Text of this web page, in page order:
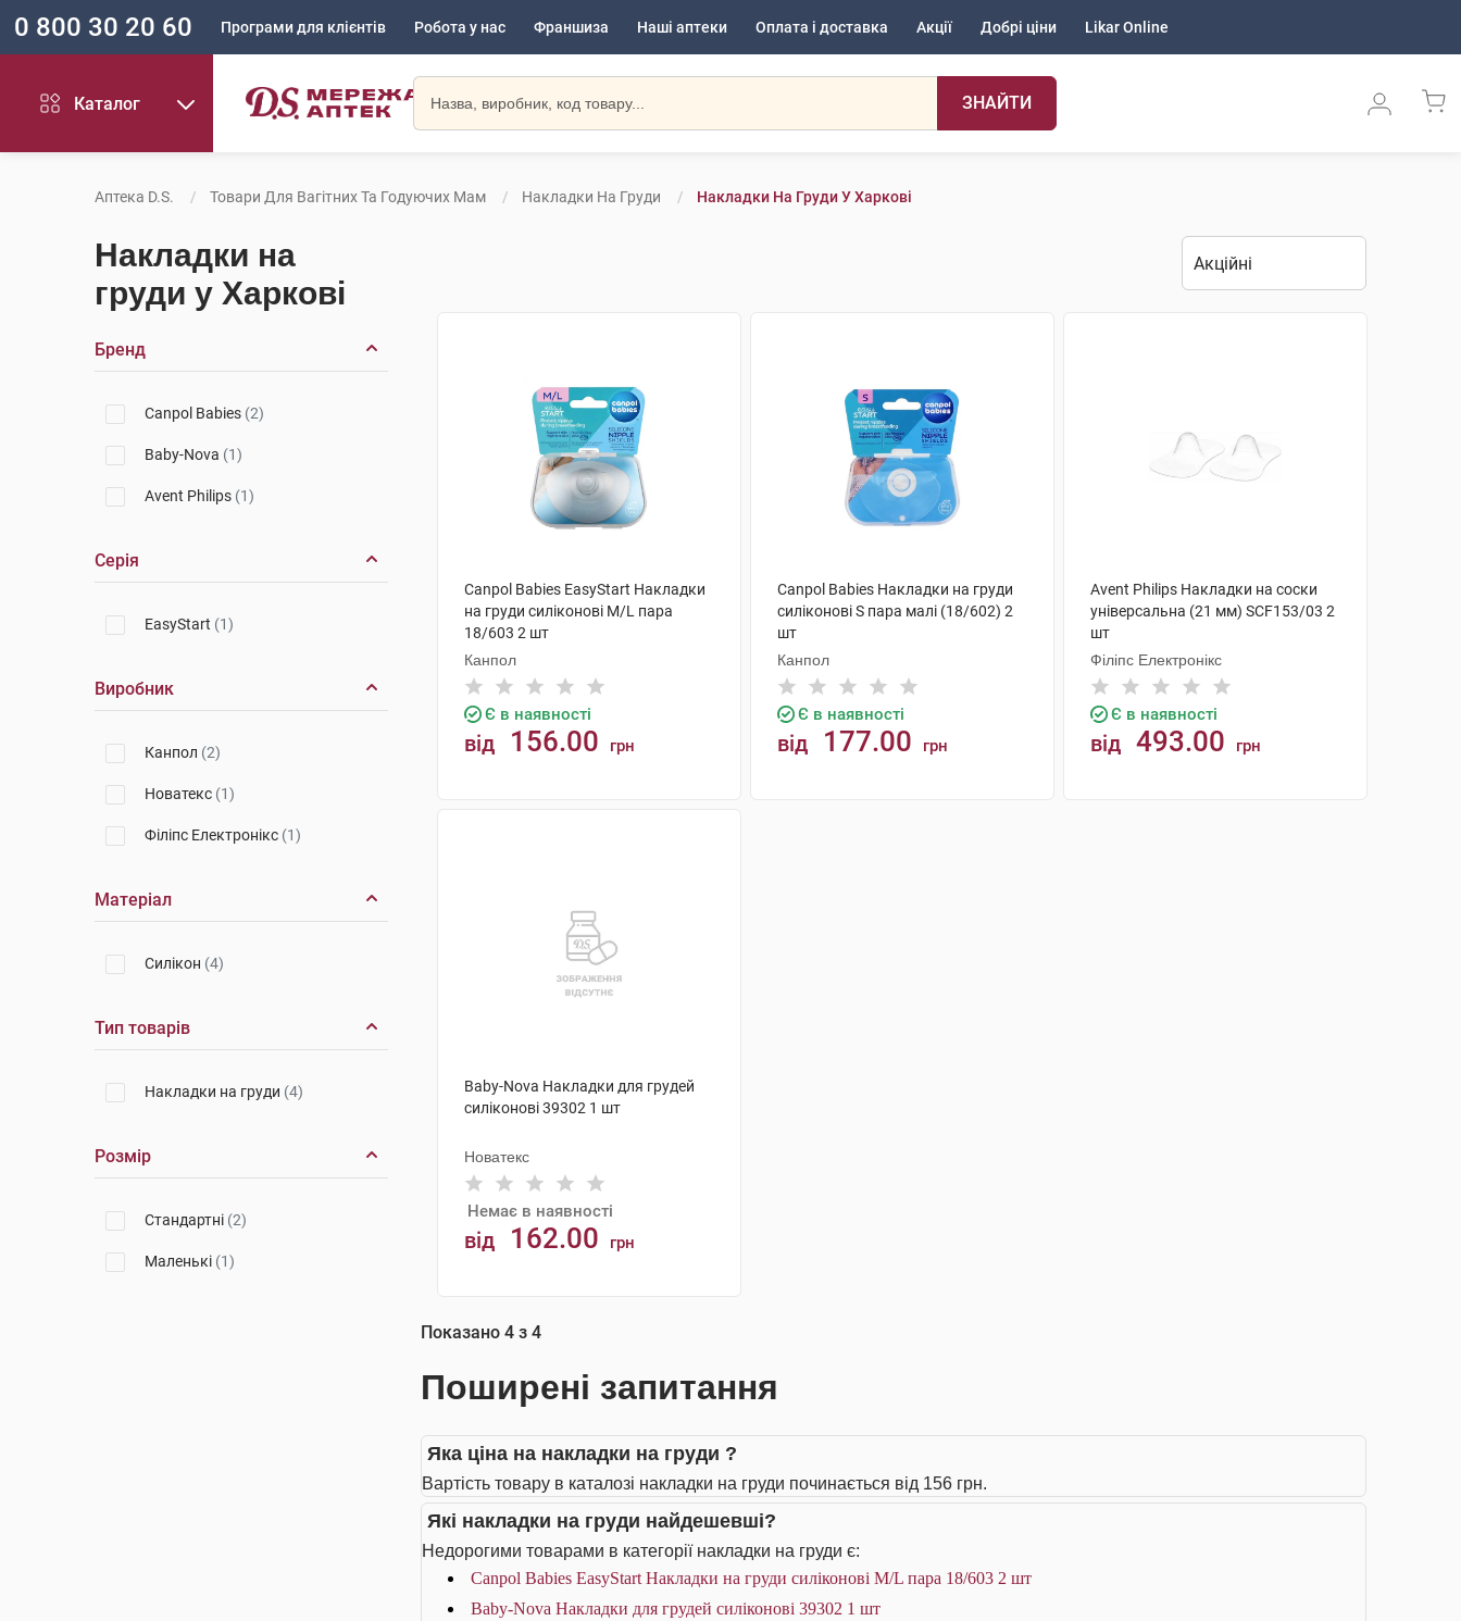
0 800 30 20 60 Програми для клієнтів Робота у нас Франшиза Наші аптеки Оплата і доставка Акції Добрі ціни Likar Online
Каталог ЗНАЙТИ
Аптека D.S. Товари Для Вагітних Та Годуючих Мам Накладки На Груди Накладки На Груди У Харкові
Накладки на
груди у Харкові
Бренд
Canpol Babies (2)
Baby-Nova (1)
Avent Philips (1)
Серія
EasyStart (1)
Виробник
Канпол (2)
Новатекс (1)
Філіпс Електронікс (1)
Матеріал
Cилікон (4)
Тип товарів
Накладки на груди (4)
Розмір
Стандартні (2)
Маленькі (1)
Canpol Babies EasyStart Накладки
на груди силіконові M/L пара
18/603 2 шт
Канпол
Є в наявності
від 156.00 грн
Canpol Babies Накладки на груди
силіконові S пара малі (18/602) 2
шт
Канпол
Є в наявності
від 177.00 грн
Avent Philips Накладки на соски
універсальна (21 мм) SCF153/03 2
шт
Філіпс Електронікс
Є в наявності
від 493.00 грн
Baby-Nova Накладки для грудей
силіконові 39302 1 шт
Новатекс
Немає в наявності
від 162.00 грн
Показано 4 з 4
Поширені запитання
Яка ціна на накладки на груди ?
Вартість товару в каталозі накладки на груди починається від 156 грн.
Які накладки на груди найдешевші?
Недорогими товарами в категорії накладки на груди є:
Canpol Babies EasyStart Накладки на груди силіконові M/L пара 18/603 2 шт
Baby-Nova Накладки для грудей силіконові 39302 1 шт